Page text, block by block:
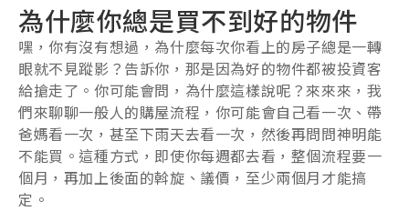
為什麼你總是買不到好的物件
嘿，你有沒有想過，為什麼每次你看上的房子總是一轉
眼就不見蹤影？告訴你，那是因為好的物件都被投資客
給搶走了。你可能會問，為什麼這樣說呢？來來來，我
們來聊聊一般人的購屋流程，你可能會自己看一次、帶
爸媽看一次，甚至下雨天去看一次，然後再問問神明能
不能買。這種方式，即使你每週都去看，整個流程要一
個月，再加上後面的斡旋、議價，至少兩個月才能搞
定。